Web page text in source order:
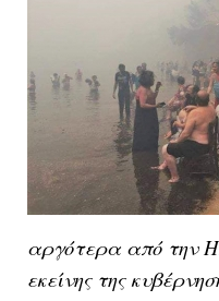
αργότερα από την
εκείνης της